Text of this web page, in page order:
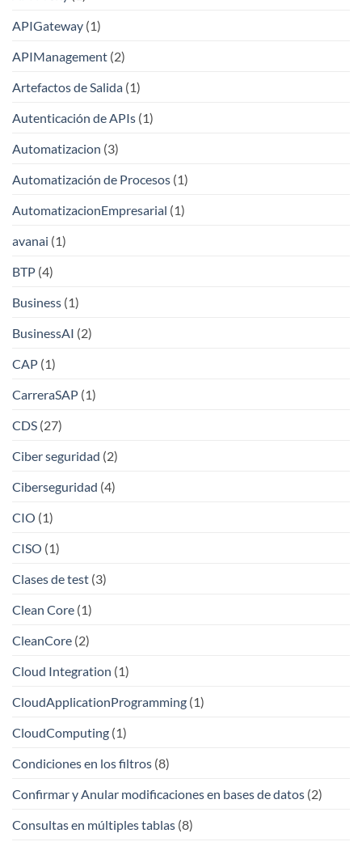
APIGateway (1)
APIManagement (2)
Artefactos de Salida (1)
Autenticación de APIs (1)
Automatizacion (3)
Automatización de Procesos (1)
AutomatizacionEmpresarial (1)
avanai (1)
BTP (4)
Business (1)
BusinessAI (2)
CAP (1)
CarreraSAP (1)
CDS (27)
Ciber seguridad (2)
Ciberseguridad (4)
CIO (1)
CISO (1)
Clases de test (3)
Clean Core (1)
CleanCore (2)
Cloud Integration (1)
CloudApplicationProgramming (1)
CloudComputing (1)
Condiciones en los filtros (8)
Confirmar y Anular modificaciones en bases de datos (2)
Consultas en múltiples tablas (8)